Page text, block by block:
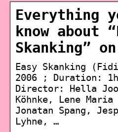
Everything
know about
Skanking”
Easy Skanking
2006 ; Duration:
Director: Hella
Köhnke, Lene
Jonatan Spang,
Lyhne, …